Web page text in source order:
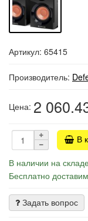
Артикул: 65415
Производитель:
Цена: 2
В
В наличии на
Бесплатно
Задать вопрос